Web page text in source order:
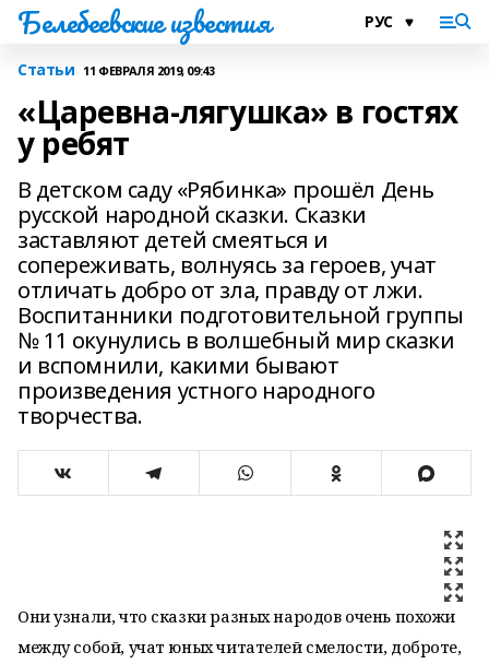
Белебеевские известия
Статьи 11 ФЕВРАЛЯ 2019, 09:43
«Царевна-лягушка» в гостях
у ребят
В детском саду «Рябинка» прошёл День
русской народной сказки. Сказки
заставляют детей смеяться и
сопереживать, волнуясь за героев, учат
отличать добро от зла, правду от лжи.
Воспитанники подготовительной группы
№ 11 окунулись в волшебный мир сказки
и вспомнили, какими бывают
произведения устного народного
творчества.
Они узнали, что сказки разных народов очень похожи
между собой, учат юных читателей смелости, доброте,